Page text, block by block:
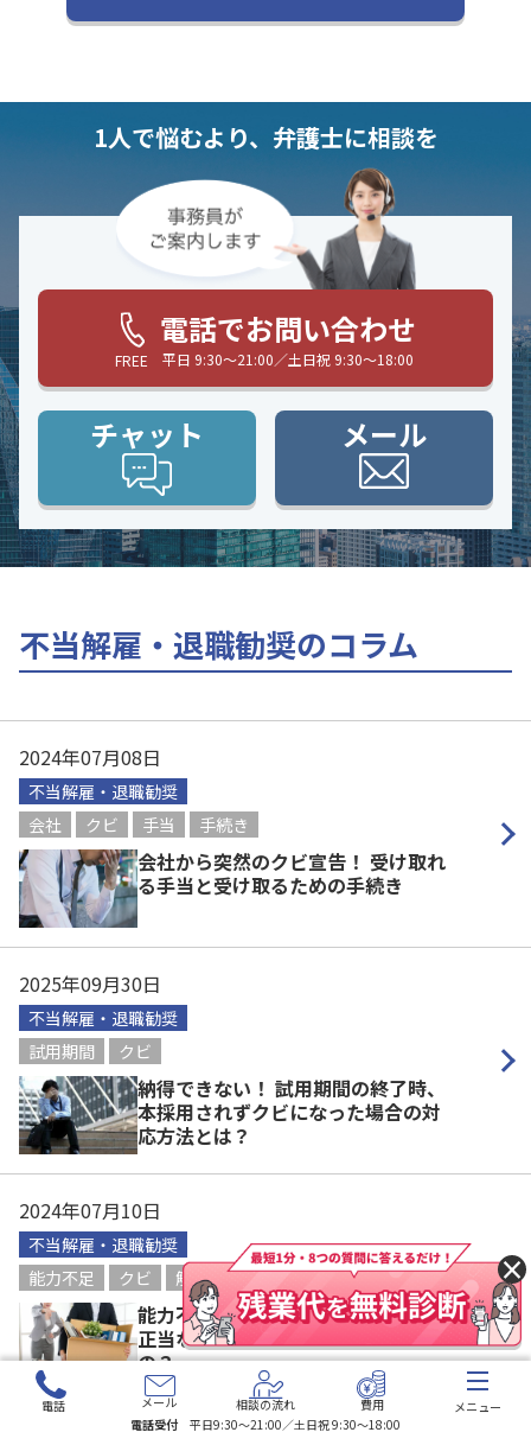
1人で悩むより、弁護士に相談を
FREE
電話でお問い合わせ
平日 9:30〜21:00／土日祝 9:30〜18:00
チャット メール
不当解雇・退職勧奨のコラム
2024年07月08日
不当解雇・退職勧奨
会社
クビ 手当 手続き
会社から突然のクビ宣告！ 受け取れ
る手当と受け取るための手続き
2025年09月30日
不当解雇・退職勧奨
試用期間
クビ
納得できない！ 試用期間の終了時、
本採用されずクビになった場合の対
応方法とは？
2024年07月10日
不当解雇・退職勧奨
能力不足
クビ 解雇 理由 弁護士
能力不足でクビに！ 「能力不足」は
正当な解雇理由として認められる
の？
電話 メール 相談の流れ 費用
メニュー
電話受付
平日9:30〜21:00／土日祝 9:30〜18:00
×